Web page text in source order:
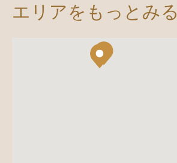
エリアをもっとみる